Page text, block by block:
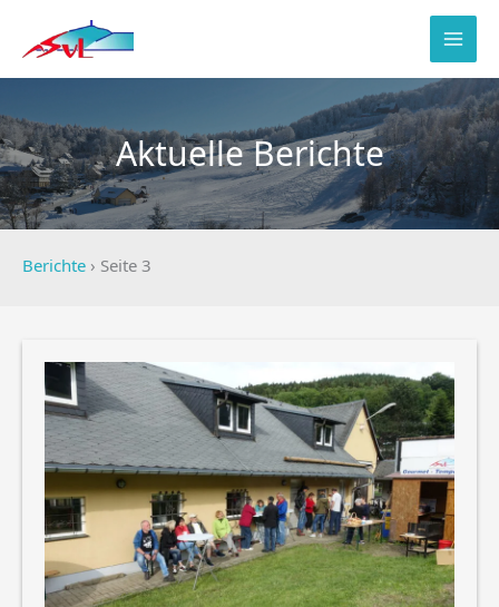
Inhalt
Aktuelle Berichte
Berichte › Seite 3